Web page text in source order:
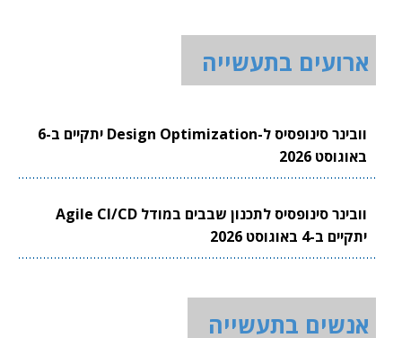
ארועים בתעשייה
וובינר סינופסיס ל-Design Optimization יתקיים ב-6
באוגוסט 2026
וובינר סינופסיס לתכנון שבבים במודל Agile CI/CD
יתקיים ב-4 באוגוסט 2026
אנשים בתעשייה